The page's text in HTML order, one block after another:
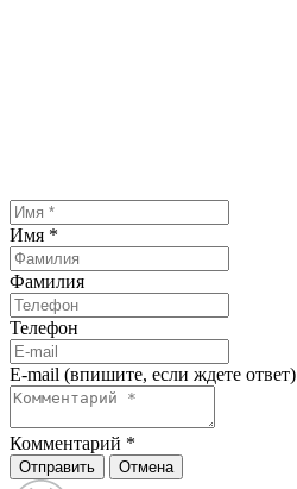
Имя *
Фамилия
Телефон
E-mail (впишите, если ждете ответ)
Комментарий *
Отправить Отмена